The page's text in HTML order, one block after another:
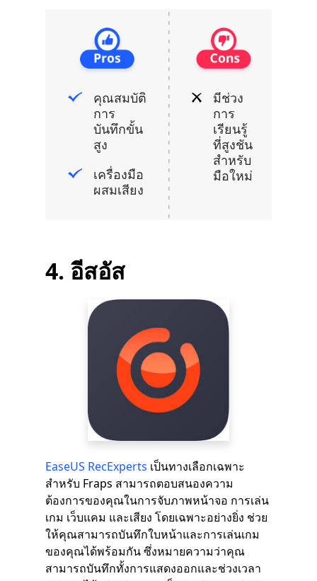
คุณสมบัติ
การ
บันทึกขั้น
สูง
เครื่องมือ
ผสมเสียง
มีช่วง
การ
เรียนรู้
ที่สูงชัน
สำหรับ
มือใหม่
4. อีสอัส
EaseUS RecExperts เป็นทางเลือกเฉพาะ
สำหรับ Fraps สามารถตอบสนองความ
ต้องการของคุณในการจับภาพหน้าจอ การเล่น
เกม เว็บแคม และเสียง โดยเฉพาะอย่างยิ่ง ช่วย
ให้คุณสามารถบันทึกใบหน้าและการเล่นเกม
ของคุณได้พร้อมกัน ซึ่งหมายความว่าคุณ
สามารถบันทึกทั้งการแสดงออกและช่วงเวลา